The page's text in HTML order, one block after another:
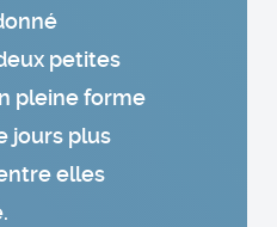
petites
pleine forme
jours plus
elles